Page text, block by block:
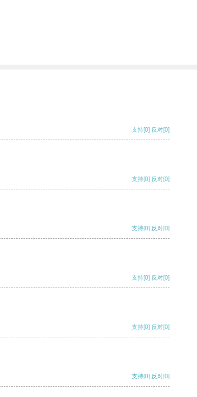
支持[0] 反对[0]
支持[0] 反对[0]
支持[0] 反对[0]
支持[0] 反对[0]
支持[0] 反对[0]
支持[0] 反对[0]